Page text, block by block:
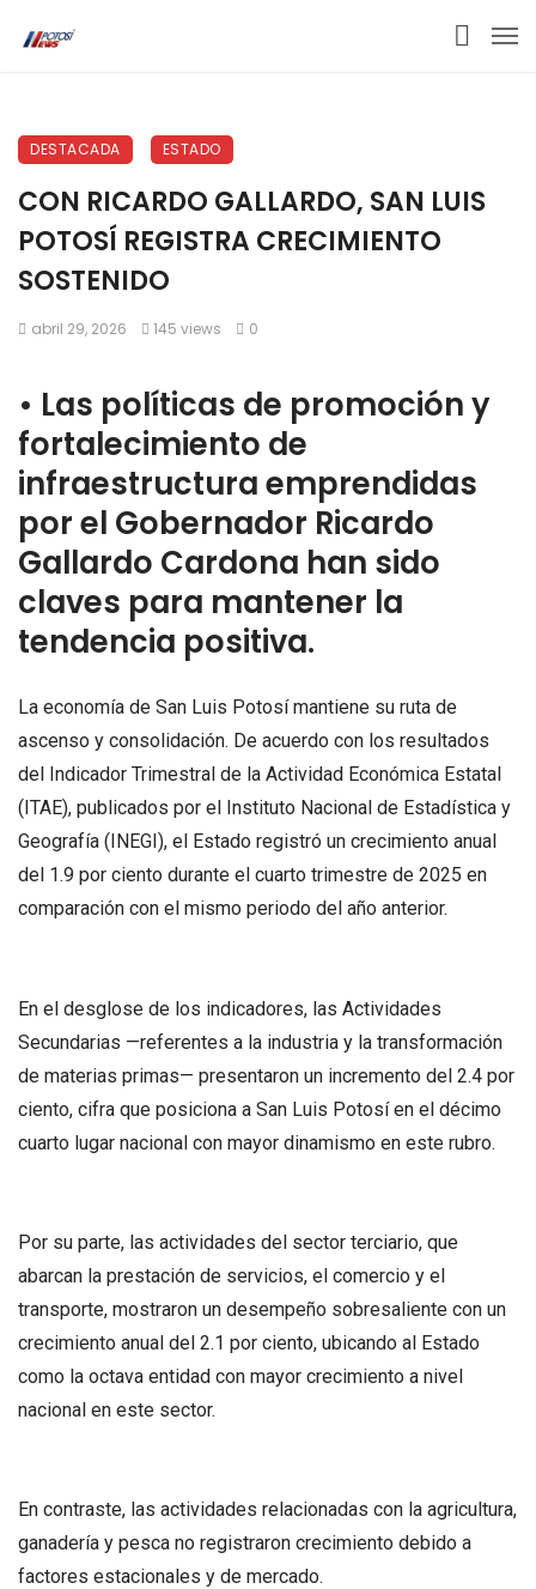
DESTACADA ESTADO
CON RICARDO GALLARDO, SAN LUIS
POTOSÍ REGISTRA CRECIMIENTO
SOSTENIDO
abril 29, 2026 145 views 0
• Las políticas de promoción y
fortalecimiento de
infraestructura emprendidas
por el Gobernador Ricardo
Gallardo Cardona han sido
claves para mantener la
tendencia positiva.
La economía de San Luis Potosí mantiene su ruta de
ascenso y consolidación. De acuerdo con los resultados
del Indicador Trimestral de la Actividad Económica Estatal
(ITAE), publicados por el Instituto Nacional de Estadística y
Geografía (INEGI), el Estado registró un crecimiento anual
del 1.9 por ciento durante el cuarto trimestre de 2025 en
comparación con el mismo periodo del año anterior.
En el desglose de los indicadores, las Actividades
Secundarias —referentes a la industria y la transformación
de materias primas— presentaron un incremento del 2.4 por
ciento, cifra que posiciona a San Luis Potosí en el décimo
cuarto lugar nacional con mayor dinamismo en este rubro.
Por su parte, las actividades del sector terciario, que
abarcan la prestación de servicios, el comercio y el
transporte, mostraron un desempeño sobresaliente con un
crecimiento anual del 2.1 por ciento, ubicando al Estado
como la octava entidad con mayor crecimiento a nivel
nacional en este sector.
En contraste, las actividades relacionadas con la agricultura,
ganadería y pesca no registraron crecimiento debido a
factores estacionales y de mercado.